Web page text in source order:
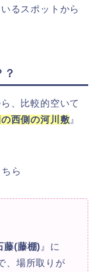
るスポットから
、比較的空いて
西側の河川敷 』
ら
藤(藤棚) 』に
、場所取りが